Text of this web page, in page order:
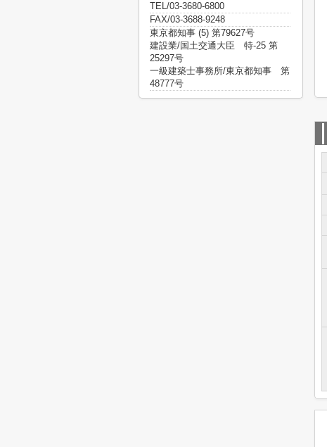
TEL/03-3680-6800
FAX/03-3688-9248
東京都知事 (5) 第79627号
建設業/国土交通大臣 特-25 第
25297号
一級建築士事務所/東京都知事 第
48777号